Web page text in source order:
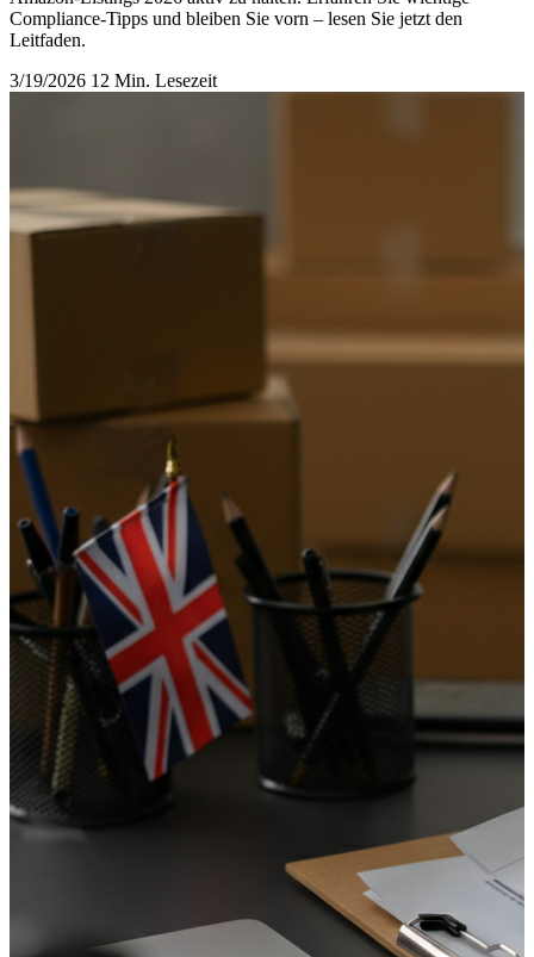
Compliance-Tipps und bleiben Sie vorn – lesen Sie jetzt den
Leitfaden.
3/19/2026 12 Min. Lesezeit